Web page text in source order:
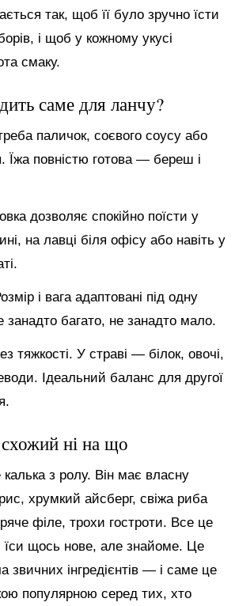
так, щоб її було зручно їсти
і щоб у кожному укусі
смаку.
саме для ланчу?
паличок, соєвого соусу або
Їжа повністю готова — береш і
дозволяє спокійно поїсти у
на лавці біля офісу або навіть у
і вага адаптовані під одну
багато, не занадто мало.
тяжкості. У страві — білок, овочі,
Ідеальний баланс для другої
ні на що
з ролу. Він має власну
хрумкий айсберг, свіжа риба
філе, трохи гостроти. Все це
їси щось нове, але знайоме. Це
звичних інгредієнтів — і саме це
популярною серед тих, хто